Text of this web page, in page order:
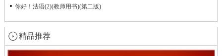
你好！法语(2)(教师用书)(第二版)
精品推荐